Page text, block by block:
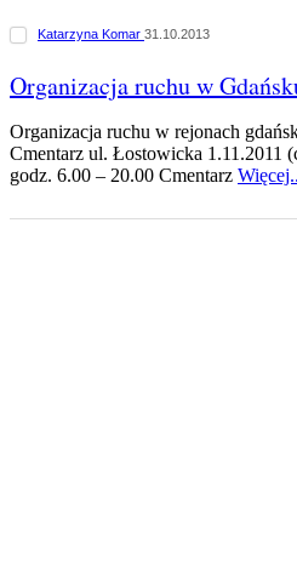
Katarzyna Komar 31.10.2013
Organizacja ruchu w
Organizacja ruchu w rejonach
Cmentarz ul. Łostowicka 1.11.2011
godz. 6.00 – 20.00 Cmentarz